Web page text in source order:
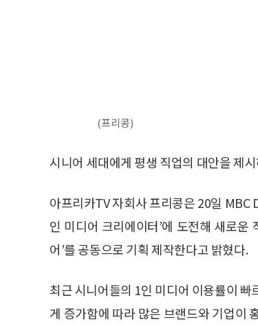
(프리콩)
시니어 세대에게 평생 직업의 대안을 제
아프리카TV 자회사 프리콩은 20일 MBC
인 미디어 크리에이터’에 도전해 새로운
어’를 공동으로 기획 제작한다고 밝혔다.
최근 시니어들의 1인 미디어 이용률이
게 증가함에 따라 많은 브랜드와 기업이